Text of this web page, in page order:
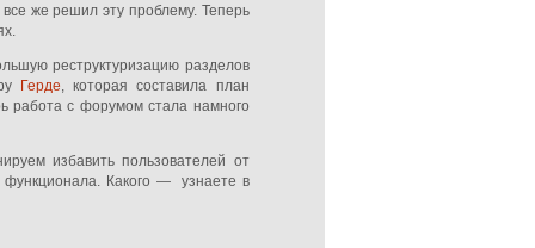
же решил эту проблему. Теперь
реструктуризацию разделов
Герде, которая составила план
работа с форумом стала намного
избавить пользователей от
функционала. Какого — узнаете в